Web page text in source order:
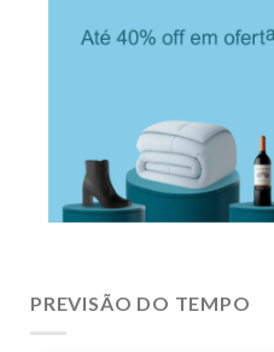
PREVISÃO DO TEMPO